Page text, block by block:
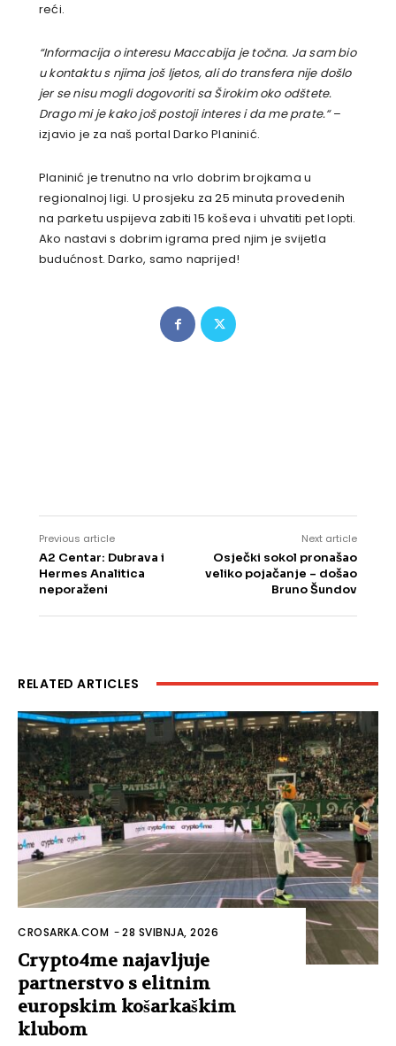
reći.
“Informacija o interesu Maccabija je točna. Ja sam bio
u kontaktu s njima još ljetos, ali do transfera nije došlo
jer se nisu mogli dogovoriti sa Širokim oko odštete.
Drago mi je kako još postoji interes i da me prate.“–
izjavio je za naš portal Darko Planinić.
Planinić je trenutno na vrlo dobrim brojkama u
regionalnoj ligi. U prosjeku za 25 minuta provedenih
na parketu uspijeva zabiti 15 koševa i uhvatiti pet lopti.
Ako nastavi s dobrim igrama pred njim je svijetla
budućnost. Darko, samo naprijed!
Previous article
A2 Centar: Dubrava i
Hermes Analitica
neporaženi
Next article
Osječki sokol pronašao
veliko pojačanje – došao
Bruno Šundov
RELATED ARTICLES
CROSARKA.COM -28 SVIBNJA, 2026
Crypto4me najavljuje
partnerstvo s elitnim
europskim košarkaškim
klubom